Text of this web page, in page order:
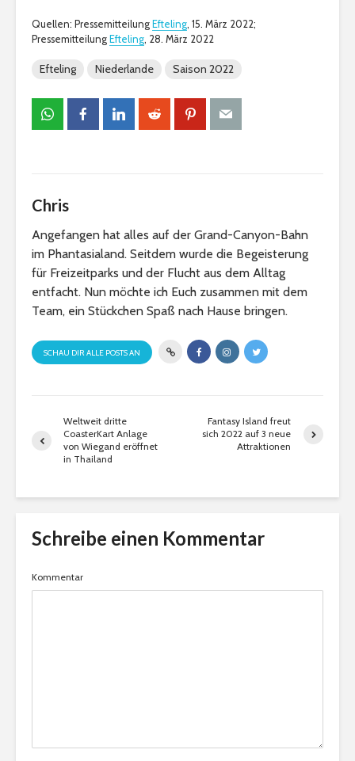
Quellen: Pressemitteilung Efteling, 15. März 2022;
Pressemitteilung Efteling, 28. März 2022
Efteling Niederlande Saison 2022
Chris
Angefangen hat alles auf der Grand-Canyon-Bahn
im Phantasialand. Seitdem wurde die Begeisterung
für Freizeitparks und der Flucht aus dem Alltag
entfacht. Nun möchte ich Euch zusammen mit dem
Team, ein Stückchen Spaß nach Hause bringen.
SCHAU DIR ALLE POSTS AN
Weltweit dritte
CoasterKart Anlage
von Wiegand eröffnet
in Thailand
Fantasy Island freut
sich 2022 auf 3 neue
Attraktionen
Schreibe einen Kommentar
Kommentar